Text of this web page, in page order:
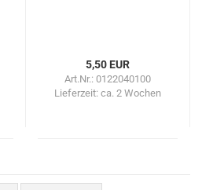
5,50 EUR
Art.Nr.: 0122040100
Lieferzeit: ca. 2 Wochen